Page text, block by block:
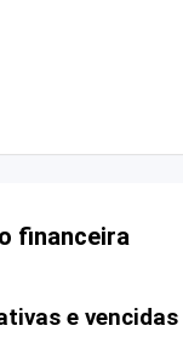
financeira
e vencidas